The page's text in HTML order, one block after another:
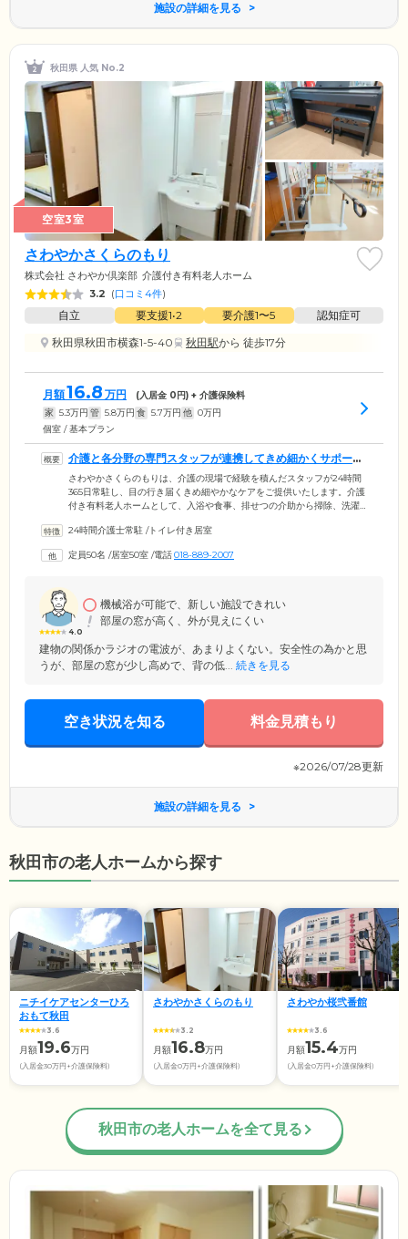
施設の詳細を見る
秋田県 人気 No.2
空室3室
さわやかさくらのもり
株式会社 さわやか倶楽部 介護付き有料老人ホーム
3.2 (口コミ4件)
自立 要支援1•2 要介護1〜5
認知症可
秋田県秋田市横森1-5-40
秋田駅から 徒歩17分
月額16.8 万円 (入居金 0円) + 介護保険料
家 5.3万円 管 5.8万円 食 5.7万円 他 0万円
個室 / 基本プラン
介護と各分野の専門スタッフが連携してきめ細かくサポート
します
さわやかさくらのもりは、介護の現場で経験を積んだスタッフが24時間
365日常駐し、目の行き届くきめ細やかなケアをご提供いたします。介護
付き有料老人ホームとして、入浴や食事、排せつの介助から掃除、洗濯
タッフだけでなく看護師や栄養士、機能訓練指導員など各分野の専門ス
については、日中365日常駐する看護師が日常の健康管理を行うほか、提
24時間介護士常駐 /トイレ付き居室
定員50名 /居室50室 /電話018-889-2007
4.0
機械浴が可能で、新しい施設できれい
部屋の窓が高く、外が見えにくい
建物の関係かラジオの電波が、あまりよくない。安全性の為かと思
うが、部屋の窓が少し高めで、背の低... 続きを見る
空き状況を知る 料金見積もり
※2026/07/28更新
施設の詳細を見る
秋田市の老人ホームから探す
ニチイケアセンターひろ
おもて秋田
3.6
月額19.6万円
(入居金30万円+介護保険料)
さわやかさくらのもり
3.2
月額16.8万円
(入居金0万円+介護保険料)
さわやか桜弐番館
3.6
月額15.4万円
(入居金0万円+介護保険料)
秋田市の老人ホームを全て見る